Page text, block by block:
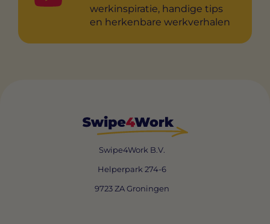
werkinspiratie, handige tips
en herkenbare werkverhalen
Swipe4Work B.V.
Helperpark 274-6
9723 ZA Groningen